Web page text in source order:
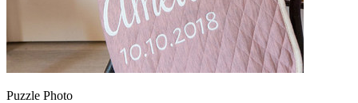
Puzzle Photo